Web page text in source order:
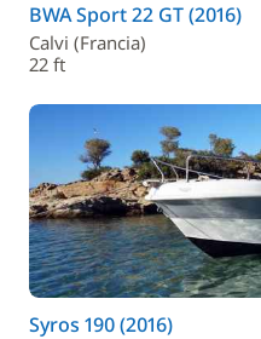
BWA Sport 22 GT (2016)
Calvi (Francia)
22 ft
Syros 190 (2016)